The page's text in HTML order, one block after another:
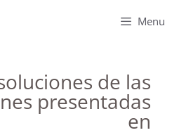
Menu
de las
presentadas
en